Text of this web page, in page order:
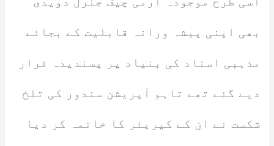
بھی اپنی پیشہ ورانہ قابلیت کے بجائے
مذہبی اسناد کی بنیاد پر پسندیدہ قرار
دیے گئے تھے تاہم آپریشن سندور کی تلخ
شکست نے ان کے کیریئر کا خاتمہ کر دیا